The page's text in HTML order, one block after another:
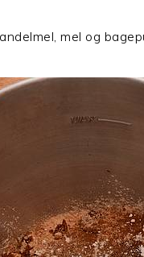
mel og